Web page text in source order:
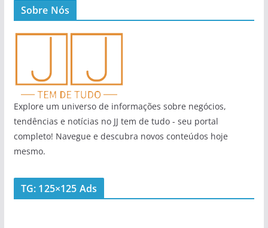
Sobre Nós
Explore um universo de informações sobre negócios,
tendências e notícias no JJ tem de tudo - seu portal
completo! Navegue e descubra novos conteúdos hoje
mesmo.
TG: 125×125 Ads